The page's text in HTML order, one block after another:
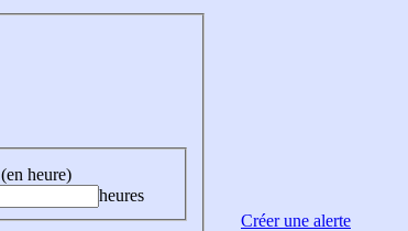
heure)
heures
Créer une alerte